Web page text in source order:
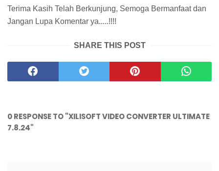
Terima Kasih Telah Berkunjung, Semoga Bermanfaat dan
Jangan Lupa Komentar ya.....!!!!
SHARE THIS POST
0 RESPONSE TO "XILISOFT VIDEO CONVERTER ULTIMATE
7.8.24"